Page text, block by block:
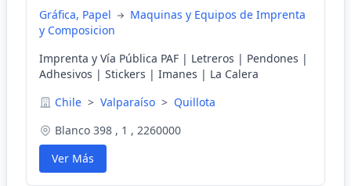
Gráfica, Papel
Maquinas y Equipos de Imprenta
y Composicion
Imprenta y Vía Pública PAF | Letreros | Pendones |
Adhesivos | Stickers | Imanes | La Calera
Chile > Valparaíso > Quillota
Blanco 398 , 1 , 2260000
Ver Más